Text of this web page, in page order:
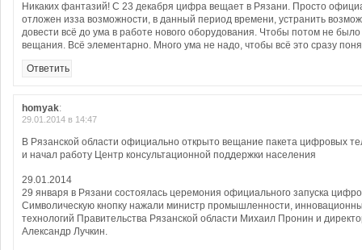
Никаких фантазий! С 23 декабря цифра вещает в Рязани. Просто
отложен изза возможности, в данный период времени, устранить
довести всё до ума в работе нового оборудования. Чтобы потом не было
вещания. Всё элементарно. Много ума не надо, чтобы всё это сразу
Ответить
homyak:
29.01.2014 в 14:47
В Рязанской области официально открыто вещание пакета цифровых
и начал работу Центр консультационной поддержки населения
29.01.2014
29 января в Рязани состоялась церемония официального запуска
Символическую кнопку нажали министр промышленности,
технологий Правительства Рязанской области Михаил Пронин и
Александр Лучкин.